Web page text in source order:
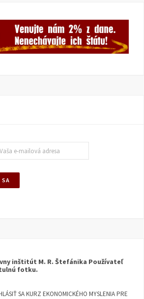
inštitút M. R. Štefánika Používateľ
fotku.
SA KURZ EKONOMICKÉHO MYSLENIA PRE